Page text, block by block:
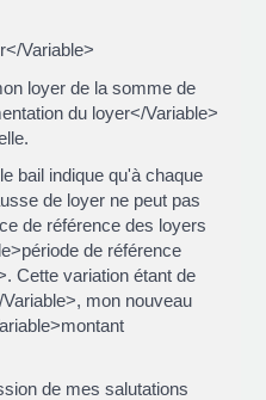
Variable>
loyer de la somme de
du loyer</Variable>
bail indique qu'à chaque
de loyer ne peut pas
de référence des loyers
de référence
Cette variation étant de
mon nouveau
de mes salutations